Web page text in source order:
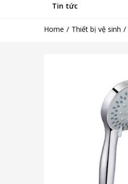
Tin tức
Home Thiết bị vệ sinh